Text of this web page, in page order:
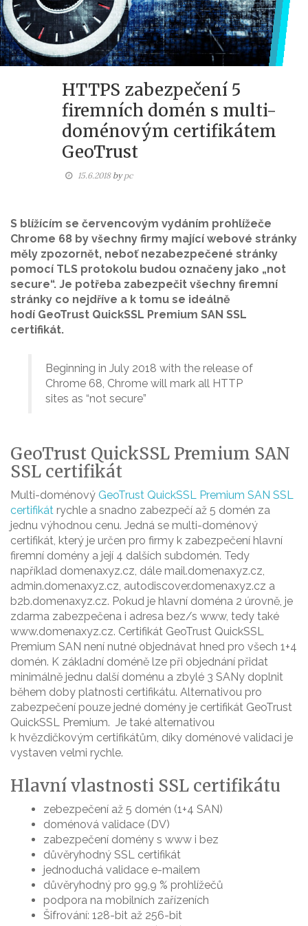
HTTPS zabezpečení 5
firemních domén s multi-
doménovým certifikátem
GeoTrust
15.6.2018bypc
S blížícím se červencovým vydáním prohlížeče
Chrome 68 by všechny firmy mající webové stránky
měly zpozornět, neboť nezabezpečené stránky
pomocí TLS protokolu budou označeny jako „not
secure“. Je potřeba zabezpečit všechny firemní
stránky co nejdříve a k tomu se ideálně
hodí GeoTrust QuickSSL Premium SAN SSL
certifikát.
Beginning in July 2018 with the release of
Chrome 68, Chrome will mark all HTTP
sites as “not secure”
GeoTrust QuickSSL Premium SAN
SSL certifikát
Multi-doménový GeoTrust QuickSSL Premium SAN SSL
certifikát rychle a snadno zabezpečí až 5 domén za
jednu výhodnou cenu. Jedná se multi-doménový
certifikát, který je určen pro firmy k zabezpečení hlavní
firemní domény a její 4 dalších subdomén. Tedy
například domenaxyz.cz, dále mail.domenaxyz.cz,
admin.domenaxyz.cz, autodiscover.domenaxyz.cz a
b2b.domenaxyz.cz. Pokud je hlavní doména 2 úrovně, je
zdarma zabezpečena i adresa bez/s www, tedy také
www.domenaxyz.cz. Certifikát GeoTrust QuickSSL
Premium SAN není nutné objednávat hned pro všech 1+4
domén. K základní doméně lze při objednání přidat
minimálně jednu další doménu a zbylé 3 SANy doplnit
během doby platnosti certifikátu. Alternativou pro
zabezpečení pouze jedné domény je certifikát GeoTrust
QuickSSL Premium. Je také alternativou
k hvězdičkovým certifikátům, díky doménové validaci je
vystaven velmi rychle.
Hlavní vlastnosti SSL certifikátu
zebezpečení až 5 domén (1+4 SAN)
doménová validace (DV)
zabezpečení domény s www i bez
důvěryhodný SSL certifikát
jednoduchá validace e-mailem
důvěryhodný pro 99,9 % prohlížečů
podpora na mobilních zařízeních
Šifrování: 128-bit až 256-bit